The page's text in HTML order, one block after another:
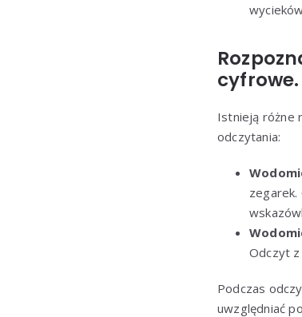
cyfrowe.
Istnieją różne
odczytania:
zegarek.
Odczyt
Podczas
uwzględniać